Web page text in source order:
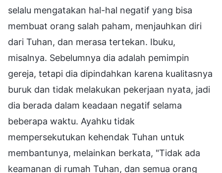
selalu mengatakan hal-hal negatif yang bisa
membuat orang salah paham, menjauhkan diri
dari Tuhan, dan merasa tertekan. Ibuku,
misalnya. Sebelumnya dia adalah pemimpin
gereja, tetapi dia dipindahkan karena kualitasnya
buruk dan tidak melakukan pekerjaan nyata, jadi
dia berada dalam keadaan negatif selama
beberapa waktu. Ayahku tidak
mempersekutukan kehendak Tuhan untuk
membantunya, melainkan berkata, "Tidak ada
keamanan di rumah Tuhan, dan semua orang